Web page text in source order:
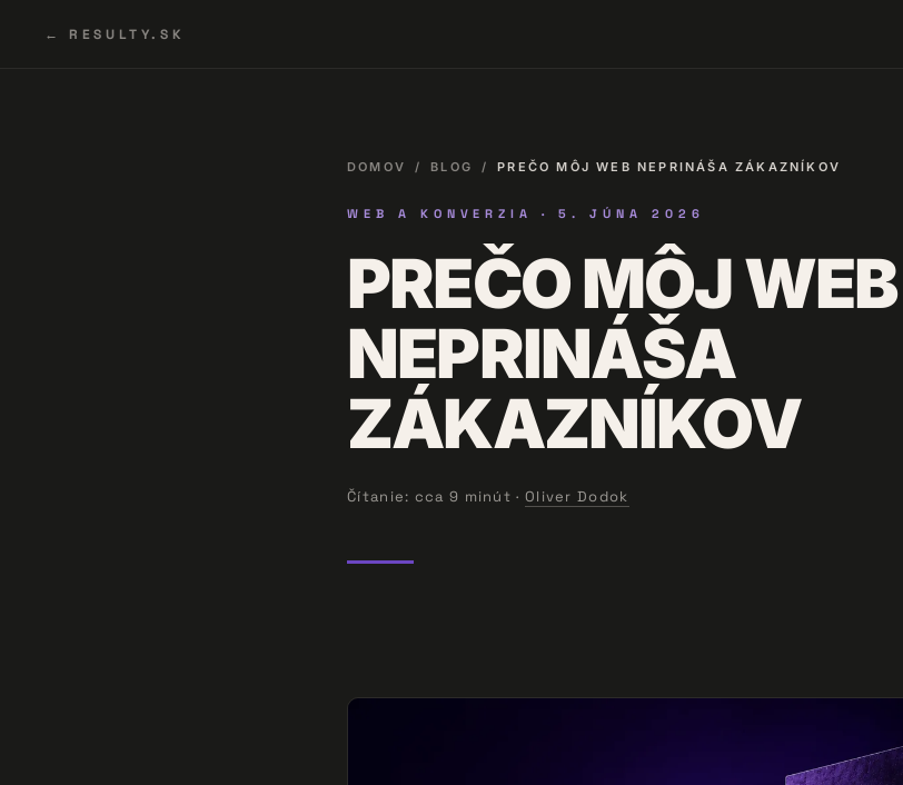
← RESULTY.SK
DOMOV / BLOG / PREČO MÔJ WEB NEPRINÁŠA ZÁKAZNÍKOV
WEB A KONVERZIA ·5. JÚNA 2026
PREČO MÔJ WEB
NEPRINÁŠA
ZÁKAZNÍKOV
Čítanie: cca 9 minút · Oliver Dodok